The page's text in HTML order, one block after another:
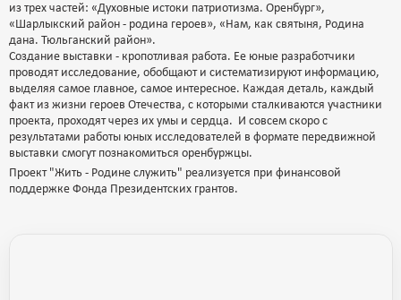
из трех частей: «Духовные истоки патриотизма. Оренбург»,
«Шарлыкский район - родина героев», «Нам, как святыня, Родина
дана. Тюльганский район».
Создание выставки - кропотливая работа. Ее юные разработчики
проводят исследование, обобщают и систематизируют информацию,
выделяя самое главное, самое интересное. Каждая деталь, каждый
факт из жизни героев Отечества, с которыми сталкиваются участники
проекта, проходят через их умы и сердца. И совсем скоро с
результатами работы юных исследователей в формате передвижной
выставки смогут познакомиться оренбуржцы.
Проект "Жить - Родине служить" реализуется при финансовой
поддержке Фонда Президентских грантов.